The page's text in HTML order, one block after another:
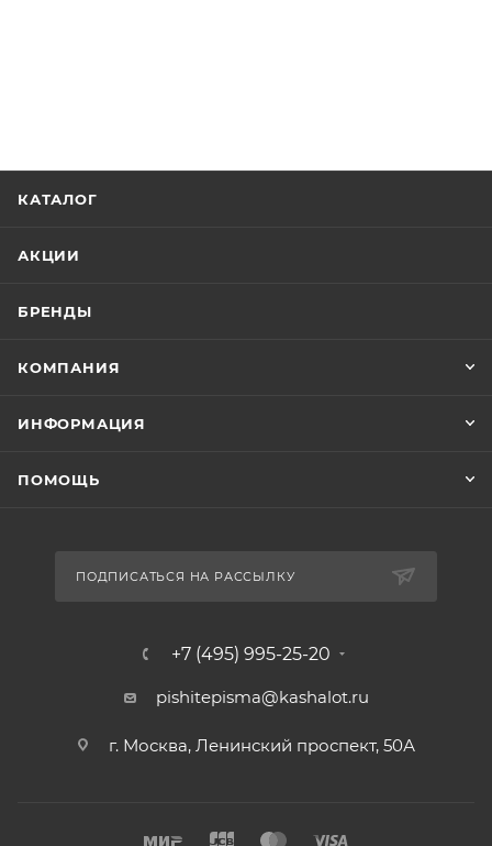
КАТАЛОГ
АКЦИИ
БРЕНДЫ
КОМПАНИЯ
ИНФОРМАЦИЯ
ПОМОЩЬ
ПОДПИСАТЬСЯ НА РАССЫЛКУ
+7 (495) 995-25-20​
pishitepisma@kashalot.ru
г. Москва, Ленинский проспект, 50А​